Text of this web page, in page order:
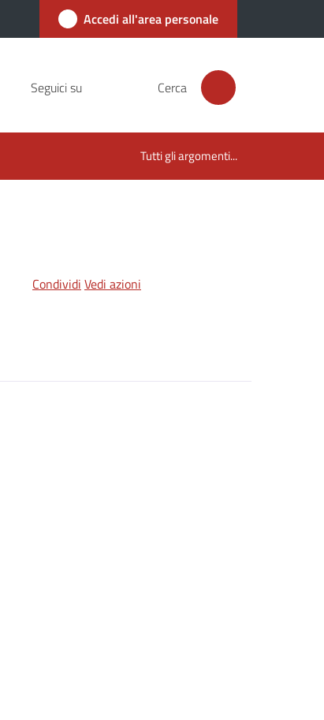
Accedi all'area personale
Seguici su Cerca
Tutti gli argomenti...
Condividi Vedi azioni